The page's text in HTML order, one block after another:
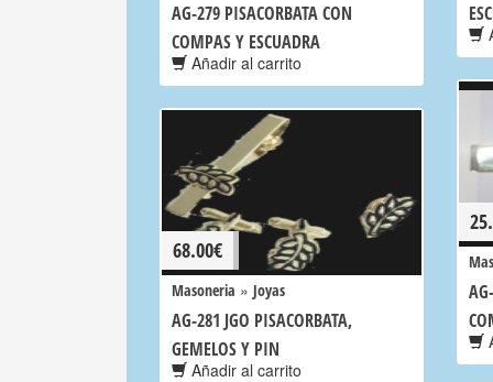
AG-279 PISACORBATA CON
COMPAS Y ESCUADRA
Añadir al carrito
68.00€
Masoneria » Joyas
AG-281 JGO PISACORBATA,
GEMELOS Y PIN
Añadir al carrito